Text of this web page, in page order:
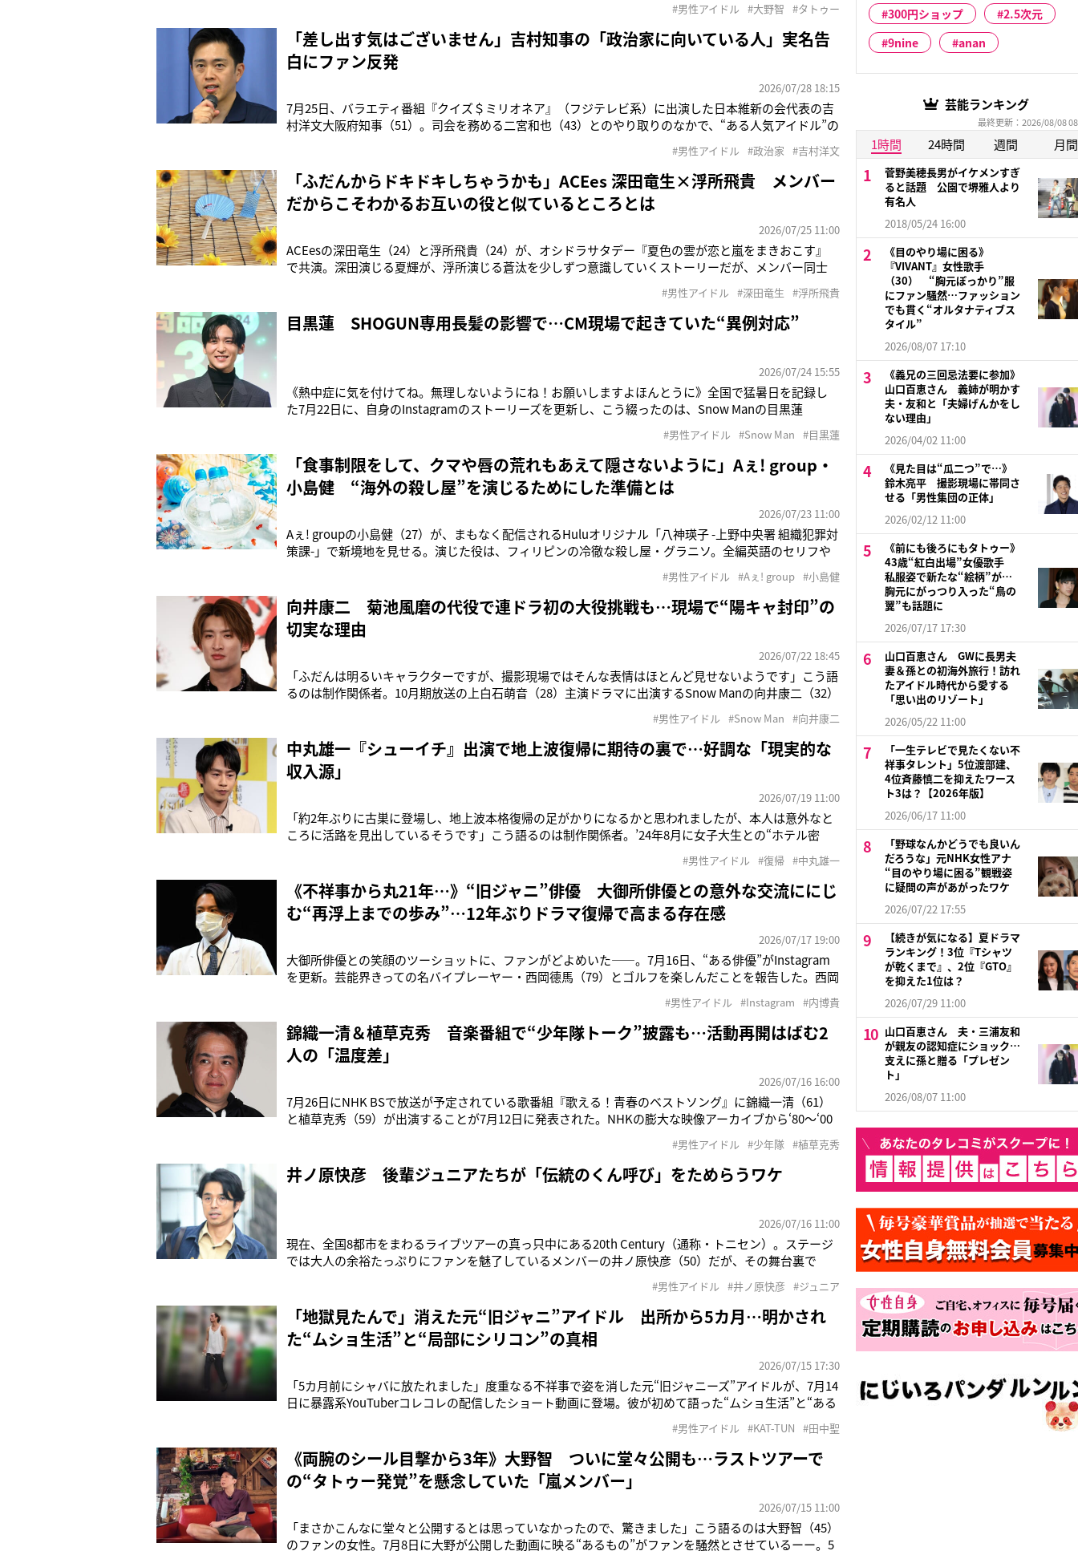
る気ない…》と困惑や心配の声が上がる一方で、《きれいな色》《無事にラストライブ終えたんだから
もういいんじゃない
#男性アイドル #大野智 #タトゥー
「差し出す気はございません」吉村知事の「政治家に向いている人」実名告
白にファン反発
2026/07/28 18:15
7月25日、バラエティ番組『クイズ＄ミリオネア』（フジテレビ系）に出演した日本維新の会代表の吉
村洋文大阪府知事（51）。司会を務める二宮和也（43）とのやり取りのなかで、“ある人気アイドル”の
は？」と問われた吉村氏は、「ポジティブでへこたれない人、知識はなくても大丈夫」と回答。さら
に、芸能人でそうした資質を備
#男性アイドル #政治家 #吉村洋文
「ふだんからドキドキしちゃうかも」ACEes 深田竜生×浮所飛貴 メンバー
だからこそわかるお互いの役と似ているところとは
2026/07/25 11:00
ACEesの深田竜生（24）と浮所飛貴（24）が、オシドラサタデー『夏色の雲が恋と嵐をまきおこす』
で共演。深田演じる夏輝が、浮所演じる蒼汰を少しずつ意識していくストーリーだが、メンバー同士
恋心を抱く役は何度か演じたことがあるんですが、メンバーに対しては初めてなので今から楽しみで
す。でも少し照れてしまいそうな
#男性アイドル #深田竜生 #浮所飛貴
目黒蓮 SHOGUN専用長髪の影響で…CM現場で起きていた“異例対応”
2026/07/24 15:55
《熱中症に気を付けてね。無理しないようにね！お願いしますよほんとうに》全国で猛暑日を記録し
た7月22日に、自身のInstagramのストーリーズを更新し、こう綴ったのは、Snow Manの目黒蓮
ダから、ファンに向けて熱中症の注意喚起を行っていた。異国の地で奮闘している目黒だが、日本のフ
ァンへの“供給
#男性アイドル #Snow Man #目黒蓮
「食事制限をして、クマや唇の荒れもあえて隠さないように」Aぇ! group・
小島健 “海外の殺し屋”を演じるためにした準備とは
2026/07/23 11:00
Aぇ! groupの小島健（27）が、まもなく配信されるHuluオリジナル「八神瑛子 -上野中央署 組織犯罪対
策課-」で新境地を見せる。演じた役は、フィリピンの冷徹な殺し屋・グラニソ。全編英語のセリフや
ダークな役をいただけてとてもうれしかったです。英語もアクションも本当に難しくて、とにかく練習
あるのみでした
#男性アイドル #Aぇ! group #小島健
向井康二 菊池風磨の代役で連ドラ初の大役挑戦も…現場で“陽キャ封印”の
切実な理由
2026/07/22 18:45
「ふだんは明るいキャラクターですが、撮影現場ではそんな表情はほとんど見せないようです」こう語
るのは制作関係者。10月期放送の上白石萌音（28）主演ドラマに出演するSnow Manの向井康二（32）
が立ったのだった。「当初は菊池風磨さん（31）がキャスティングされていましたが、4月に喉の不調
により一時休養。
#男性アイドル #Snow Man #向井康二
中丸雄一『シューイチ』出演で地上波復帰に期待の裏で…好調な「現実的な
収入源」
2026/07/19 11:00
「約2年ぶりに古巣に登場し、地上波本格復帰の足がかりになるかと思われましたが、本人は意外なと
ころに活路を見出しているそうです」こう語るのは制作関係者。’24年8月に女子大生との“ホテル密
年ぶりにかつてのレギュラー番組『シューイチ』（日本テレビ系）に出演した。「日本テレビの福田
博之社長（64）は昨年2
#男性アイドル #復帰 #中丸雄一
《不祥事から丸21年…》“旧ジャニ”俳優 大御所俳優との意外な交流ににじ
む“再浮上までの歩み”…12年ぶりドラマ復帰で高まる存在感
2026/07/17 19:00
大御所俳優との笑顔のツーショットに、ファンがどよめいた――。7月16日、“ある俳優”がInstagram
を更新。芸能界きっての名バイプレーヤー・西岡德馬（79）とゴルフを楽しんだことを報告した。西岡
る。実は2人の親交は今回に始まったものではない。西岡は2023年10月のブログでも、その俳優とゴル
フを楽
#男性アイドル #Instagram #内博貴
錦織一清＆植草克秀 音楽番組で“少年隊トーク”披露も…活動再開はばむ2
人の「温度差」
2026/07/16 16:00
7月26日にNHK BSで放送が予定されている歌番組『歌える！青春のベストソング』に錦織一清（61）
と植草克秀（59）が出演することが7月12日に発表された。NHKの膨大な映像アーカイブから‘80～‘00
『ABC』などの映像を見ながら当時の貴重な裏話が明かされるという。「`85年12月に『仮面舞踏会』
でレ
#男性アイドル #少年隊 #植草克秀
井ノ原快彦 後輩ジュニアたちが「伝統のくん呼び」をためらうワケ
2026/07/16 11:00
現在、全国8都市をまわるライブツアーの真っ只中にある20th Century（通称・トニセン）。ステージ
では大人の余裕たっぷりにファンを魅了しているメンバーの井ノ原快彦（50）だが、その舞台裏で
ジュニアたちの間で、『井ノ原さんをどう呼ぶべきか』という問題が勃発していたんです」そう明かす
のは、音楽関係者。井
#男性アイドル #井ノ原快彦 #ジュニア
「地獄見たんで」消えた元“旧ジャニ”アイドル 出所から5カ月…明かされ
た“ムショ生活”と“局部にシリコン”の真相
2026/07/15 17:30
「5カ月前にシャバに放たれました」度重なる不祥事で姿を消した元“旧ジャニーズ”アイドルが、7月14
日に暴露系YouTuberコレコレの配信したショート動画に登場。彼が初めて語った“ムショ生活”と“ある
ャニーズ事務所から契約解除を言い渡されて以降、薬物使用による逮捕などで世間を騒がせてき
た。’23
#男性アイドル #KAT-TUN #田中聖
《両腕のシール目撃から3年》大野智 ついに堂々公開も…ラストツアーで
の“タトゥー発覚”を懸念していた「嵐メンバー」
2026/07/15 11:00
「まさかこんなに堂々と公開するとは思っていなかったので、驚きました」こう語るのは大野智（45）
のファンの女性。7月8日に大野が公開した動画に映る“あるもの”がファンを騒然とさせているーー。5
300円ショップ
2.5次元
9nine
anan
芸能ランキング
最終更新：2026/08/08
1時間 24時間 週間 月間
菅野美穂長男がイケメンすぎ
ると話題 公園で堺雅人より
有名人
2018/05/24 16:00
《目のやり場に困る》
『VIVANT』女性歌手
（30） “胸元ぽっかり”服
にファン騒然…ファッション
でも貫く“オルタナティブス
タイル”
2026/08/07 17:10
《義兄の三回忌法要に参加》
山口百恵さん 義姉が明かす
夫・友和と「夫婦げんかをし
ない理由」
2026/04/02 11:00
《見た目は“瓜二つ”で…》
鈴木亮平 撮影現場に帯同さ
せる「男性集団の正体」
2026/02/12 11:00
《前にも後ろにもタトゥー》
43歳“紅白出場”女優歌手
私服姿で新たな“絵柄”が…
胸元にがっつり入った“鳥の
翼”も話題に
2026/07/17 17:30
山口百恵さん GWに長男夫
妻＆孫との初海外旅行！訪れ
たアイドル時代から愛する
「思い出のリゾート」
2026/05/22 11:00
「一生テレビで見たくない不
祥事タレント」5位渡部建、
4位斉藤慎二を抑えたワース
ト3は？【2026年版】
2026/06/17 11:00
「野球なんかどうでも良いん
だろうな」元NHK女性アナ
“目のやり場に困る”観戦姿
に疑問の声があがったワケ
2026/07/22 17:55
【続きが気になる】夏ドラマ
ランキング！3位『Tシャツ
が乾くまで』、2位『GTO』
を抑えた1位は？
2026/07/29 11:00
山口百恵さん 夫・三浦友和
が親友の認知症にショック…
支えに孫と贈る「プレゼン
ト」
2026/08/07 11:00